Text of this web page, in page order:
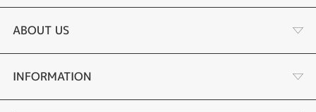
結婚指輪
セットリング
選ばれる理由まとめ
お客様の声
ABOUT US
会社概要
INFORMATION